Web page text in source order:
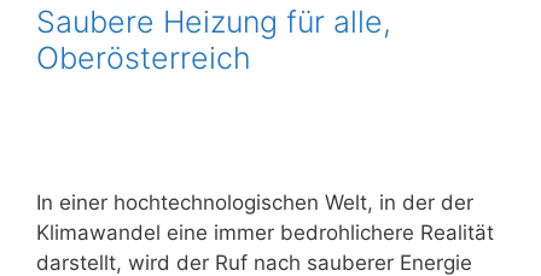
Saubere Heizung für alle,
Oberösterreich
In einer hochtechnologischen Welt, in der der
Klimawandel eine immer bedrohlichere Realität
darstellt, wird der Ruf nach sauberer Energie